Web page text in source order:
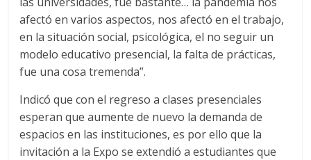
afectó en varios aspectos, nos afectó en el trabajo,
en la situación social, psicológica, el no seguir un
modelo educativo presencial, la falta de prácticas,
fue una cosa tremenda”.
Indicó que con el regreso a clases presenciales
esperan que aumente de nuevo la demanda de
espacios en las instituciones, es por ello que la
invitación a la Expo se extendió a estudiantes que